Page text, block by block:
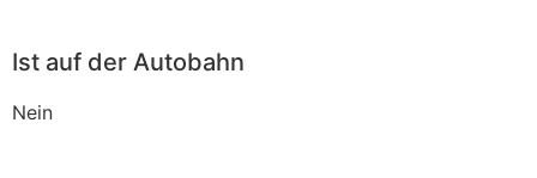
Ist auf der Autobahn
Nein